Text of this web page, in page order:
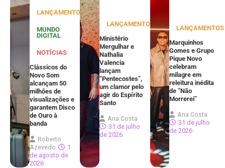
LANÇAMENTOS
MUNDO
DIGITAL
NOTÍCIAS
Clássicos do
Novo Som
alcançam 50
milhões de
visualizações e
garantem Disco
de Ouro à
banda
Roberto
Azevedo
1
de agosto de
2026
LANÇAMENTOS
Ministério
Mergulhar e
Nathalia
Valencia
lançam
“Pentecostes”,
um clamor pelo
agir do Espírito
Santo
Ana Costa
31 de julho
de 2026
LANÇAMENTOS
Marquinhos
Gomes e Grupo
Pique Novo
celebram
milagre em
releitura inédita
de “Não
Morrerei”
Ana Costa
31 de julho
de 2026